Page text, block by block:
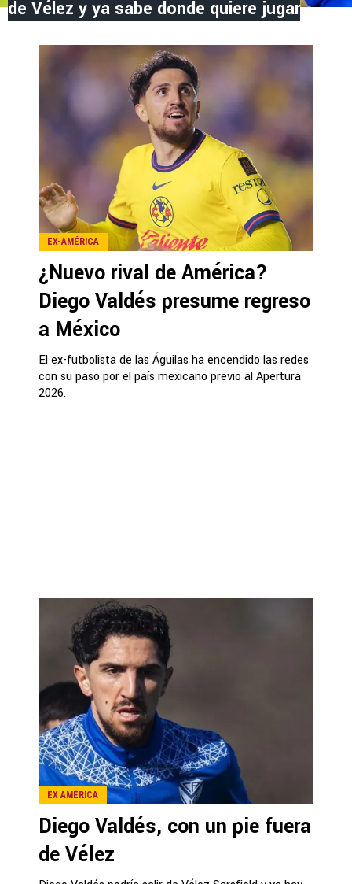
de Vélez y ya sabe donde quiere jugar
EX-AMÉRICA
¿Nuevo rival de América?
Diego Valdés presume regreso
a México
El ex-futbolista de las Águilas ha encendido las redes
con su paso por el país mexicano previo al Apertura
2026.
EX AMÉRICA
Diego Valdés, con un pie fuera
de Vélez